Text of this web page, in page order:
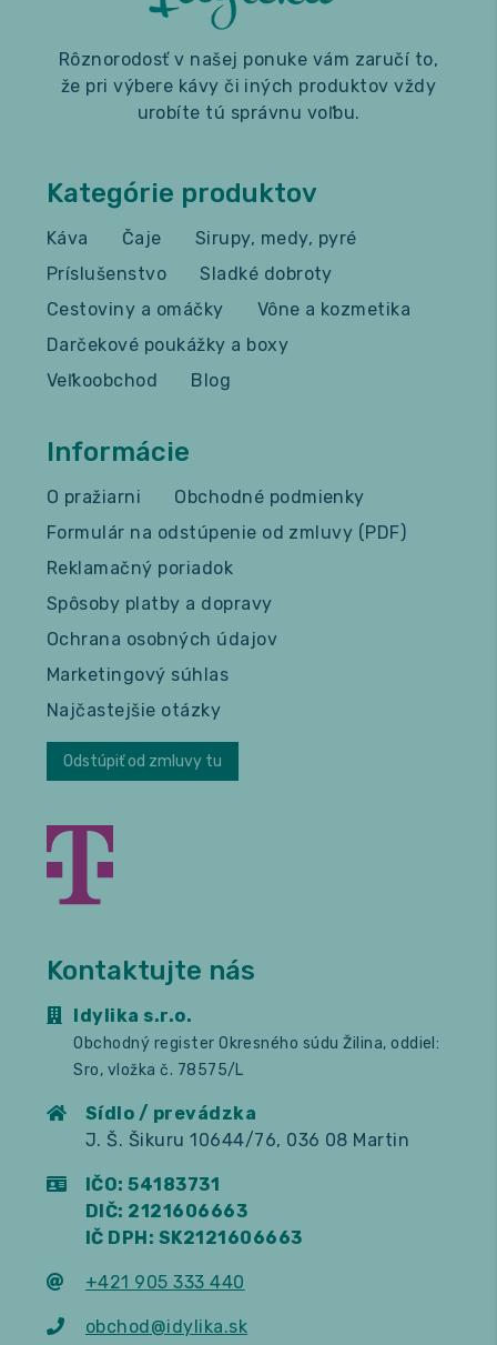
Rôznorodosť v našej ponuke vám zaručí to,
že pri výbere kávy či iných produktov vždy
urobíte tú správnu voľbu.
Kategórie produktov
Káva Čaje
Sirupy, medy, pyré
Príslušenstvo
Sladké dobroty
Cestoviny a omáčky
Vône a kozmetika
Darčekové poukážky a boxy
Veľkoobchod
Blog
Informácie
O pražiarni
Obchodné podmienky
Formulár na odstúpenie od zmluvy (PDF)
Reklamačný poriadok
Spôsoby platby a dopravy
Ochrana osobných údajov
Marketingový súhlas
Najčastejšie otázky
Odstúpiť od zmluvy tu
Kontaktujte nás
Idylika s.r.o.
Obchodný register Okresného súdu Žilina, oddiel:
Sro, vložka č. 78575/L
Sídlo / prevádzka
J. Š. Šikuru 10644/76, 036 08 Martin
IČO: 54183731
DIČ: 2121606663
IČ DPH: SK2121606663
+421 905 333 440
obchod@idylika.sk